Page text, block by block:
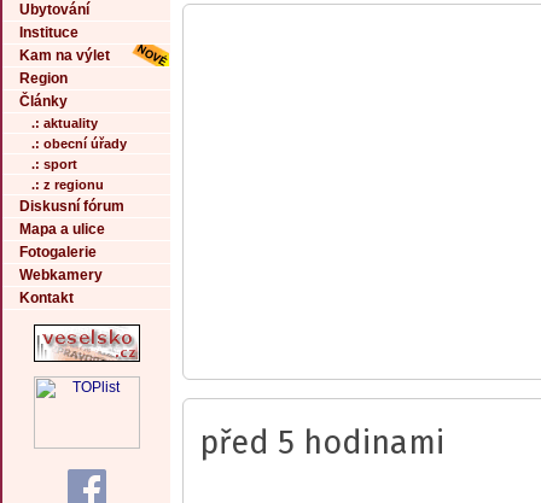
Ubytování
Instituce
Kam na výlet
Region
Články
.: aktuality
.: obecní úřady
.: sport
.: z regionu
Diskusní fórum
Mapa a ulice
Fotogalerie
Webkamery
Kontakt
před 5 hodinami